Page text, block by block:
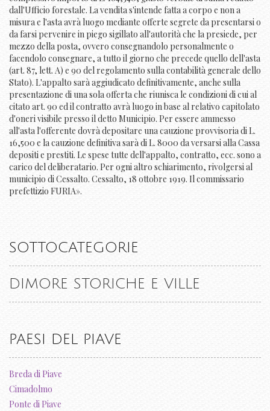
dall'Ufficio forestale. La vendita s'intende fatta a corpo e non a
misura e l'asta avrà luogo mediante offerte segrete da presentarsi o
da farsi pervenire in piego sigillato all'autorità che la presiede, per
mezzo della posta, ovvero consegnandolo personalmente o
facendolo consegnare, a tutto il giorno che precede quello dell'asta
(art. 87, lett. A) e 90 del regolamento sulla contabilità generale dello
Stato). L'appalto sarà aggiudicato definitivamente, anche sulla
presentazione di una sola offerta che riunisca le condizioni di cui al
citato art. 90 ed il contratto avrà luogo in base al relativo capitolato
d'oneri visibile presso il detto Municipio. Per essere ammesso
all'asta l'offerente dovrà depositare una cauzione provvisoria di L.
16,500 e la cauzione definitiva sarà di L. 8000 da versarsi alla Cassa
depositi e prestiti. Le spese tutte dell'appalto, contratto, ecc. sono a
carico del deliberatario. Per ogni altro schiarimento, rivolgersi al
municipio di Cessalto. Cessalto, 18 ottobre 1919. Il commissario
prefettizio FURIA».
SOTTOCATEGORIE
DIMORE STORICHE E VILLE
PAESI DEL PIAVE
Breda di Piave
Cimadolmo
Ponte di Piave